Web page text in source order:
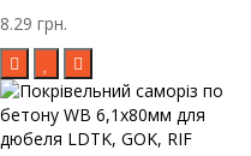
8.29 грн.